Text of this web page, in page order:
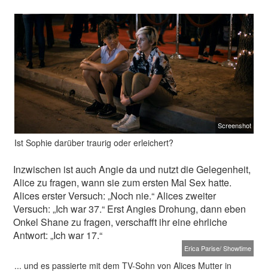
Screenshot
Ist Sophie darüber traurig oder erleichert?
Inzwischen ist auch Angie da und nutzt die Gelegenheit,
Alice zu fragen, wann sie zum ersten Mal Sex hatte.
Alices erster Versuch: „Noch nie.“ Alices zweiter
Versuch: „Ich war 37.“ Erst Angies Drohung, dann eben
Onkel Shane zu fragen, verschafft ihr eine ehrliche
Antwort: „Ich war 17.“
Erica Parise/ Showtime
... und es passierte mit dem TV-Sohn von Alices Mutter in